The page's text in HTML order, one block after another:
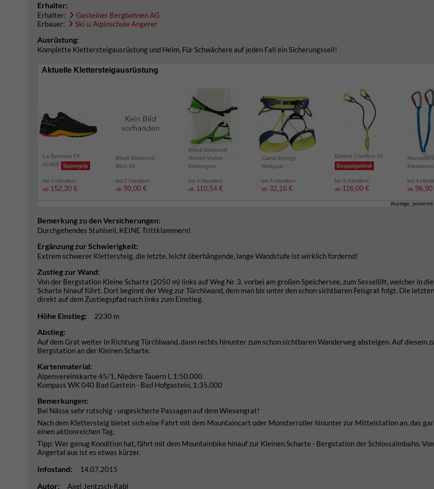
Erhalter:
Erhalter:
Gasteiner Bergbahnen AG
Erbauer:
Ski u. Alpinschule Angerer
Ausrüstung:
Komplette Klettersteigausrüstung und Helm. Für Schwächere auf jeden Fall ein Sicherungsseil!
Aktuelle Klettersteigausrüstung
La Sportiva TX
GUIDE Supergrip
bei 4 Händlern
ab 152,20 €
Black Diamond
Blitz 20
bei 2 Händlern
ab 90,00 €
Black Diamond
Herren Vision
Klettergurt
bei 4 Händlern
ab 110,54 €
Camp Energy
Hüftgurt
bei 4 Händlern
ab 32,16 €
Edelrid Comfort Tri
Doppelgelenk
bei 8 Händlern
ab 116,00 €
Mammut
bei 4
ab 96,90
Anzeige, powered
Bemerkung zu den Versicherungen:
Durchgehendes Stahlseil, KEINE Trittklammern!
Ergänzung zur Schwierigkeit:
Extrem schwerer Klettersteig, die letzte, leicht überhängende, lange Wandstufe ist wirklich fordernd!
Zustieg zur Wand:
Von der Bergstation Kleine Scharte (2050 m) links auf Weg Nr. 3, vorbei am großen Speichersee, zum Sessellift, welcher in
Scharte hinauf führt. Dort beginnt der Weg zur Türchlwand, dem man bis unter den schon sichtbaren Felsgrat folgt. Die
direkt auf dem Zustiegspfad nach links zum Einstieg.
Höhe Einstieg: 2230 m
Abstieg:
Auf dem Grat weiter in Richtung Türchlwand, dann rechts hinunter zum schon sichtbaren Wanderweg absteigen. Auf diesem
Bergstation an der Kleinen Scharte.
Kartenmaterial:
Alpenvereinskarte 45/1, Niedere Tauern I, 1:50.000
Kompass WK 040 Bad Gastein - Bad Hofgastein, 1:35.000
Bemerkungen:
Bei Nässe sehr rutschig - ungesicherte Passagen auf dem Wiesengrat!
Nach dem Klettersteig bietet sich eine Fahrt mit dem Mountaincart oder Monsterroller hinunter zur Mittelstation an, das
einen aktionreichen Tag.
Tipp: Wer genug Kondition hat, fährt mit dem Mountainbike hinauf zur Kleinen Scharte - Bergstation der Schlossalmbahn.
Angertal aus ist es etwas kürzer.
Infostand: 14.07.2015
Autor: Axel Jentzsch-Rabl